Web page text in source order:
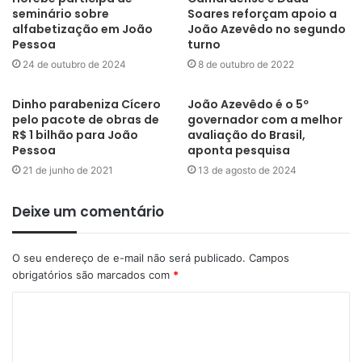
municípios, promovendo uma cultura de acesso à informação e
contribuindo para o fortalecimento do controle social em todo o
estado.
seminário sobre
alfabetização em João
Pessoa
24 de outubro de 2024
Soares reforçam apoio a
João Azevêdo no segundo
turno
8 de outubro de 2022
Dinho parabeniza Cícero
pelo pacote de obras de
R$ 1 bilhão para João
Pessoa
21 de junho de 2021
João Azevêdo é o 5º
governador com a melhor
avaliação do Brasil,
aponta pesquisa
13 de agosto de 2024
Deixe um comentário
O seu endereço de e-mail não será publicado. Campos
obrigatórios são marcados com *